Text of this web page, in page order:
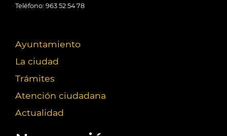
Teléfono: 963 52 54 78
Ayuntamiento
La ciudad
Trámites
Atención ciudadana
Actualidad